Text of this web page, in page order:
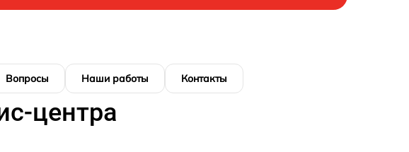
Вопросы Наши работы Контакты
центра